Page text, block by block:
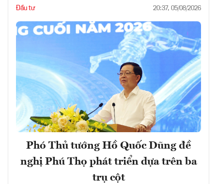
Đầu tư 20:37, 05/08/2026
Phó Thủ tướng Hồ Quốc Dũng đề
nghị Phú Thọ phát triển dựa trên ba
trụ cột